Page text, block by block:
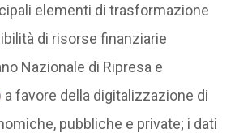
elementi di trasformazione
di risorse finanziarie
Nazionale di Ripresa e
a favore della digitalizzazione di
pubbliche e private; i dati